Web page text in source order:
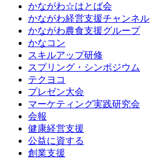
かながわ☆はとば会
かながわ経営支援チャンネル
かながわ農食支援グループ
かなコン
スキルアップ研修
スプリング・シンポジウム
テクヨコ
プレゼン大会
マーケティング実践研究会
会報
健康経営支援
公益に資する
創業支援